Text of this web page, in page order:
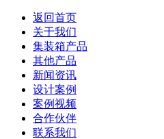
返回首页
关于我们
集装箱产品
其他产品
新闻资讯
设计案例
案例视频
合作伙伴
联系我们